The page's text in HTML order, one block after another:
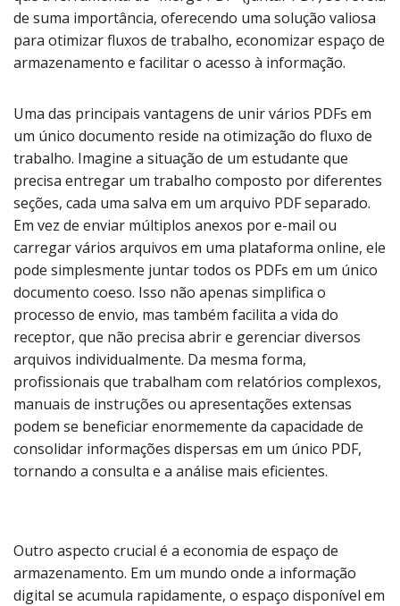
de suma importância, oferecendo uma solução valiosa
para otimizar fluxos de trabalho, economizar espaço de
armazenamento e facilitar o acesso à informação.
Uma das principais vantagens de unir vários PDFs em
um único documento reside na otimização do fluxo de
trabalho. Imagine a situação de um estudante que
precisa entregar um trabalho composto por diferentes
seções, cada uma salva em um arquivo PDF separado.
Em vez de enviar múltiplos anexos por e-mail ou
carregar vários arquivos em uma plataforma online, ele
pode simplesmente juntar todos os PDFs em um único
documento coeso. Isso não apenas simplifica o
processo de envio, mas também facilita a vida do
receptor, que não precisa abrir e gerenciar diversos
arquivos individualmente. Da mesma forma,
profissionais que trabalham com relatórios complexos,
manuais de instruções ou apresentações extensas
podem se beneficiar enormemente da capacidade de
consolidar informações dispersas em um único PDF,
tornando a consulta e a análise mais eficientes.
Outro aspecto crucial é a economia de espaço de
armazenamento. Em um mundo onde a informação
digital se acumula rapidamente, o espaço disponível em